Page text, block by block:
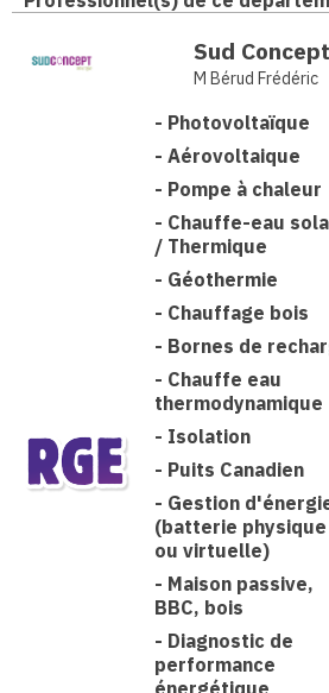
Sud Concept
M Bérud Frédéric
- Photovoltaïque
- Aérovoltaique
- Pompe à chaleur
- Chauffe-eau
/ Thermique
- Géothermie
- Chauffage bois
- Bornes de
- Chauffe eau
thermodynamique
- Isolation
- Puits Canadien
- Gestion
(batterie physique
ou virtuelle)
- Maison passive,
BBC, bois
- Diagnostic de
performance